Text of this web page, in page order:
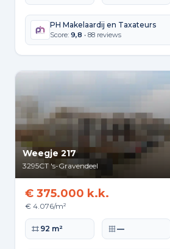
PH Makelaardij en Taxateurs
Score: 9,8 • 88 reviews
Weegje 217
3295CT 's-Gravendeel
€ 375.000 k.k.
€ 4.076/m²
Woonoppervlakte
92 m² Perceeloppervlakte
—